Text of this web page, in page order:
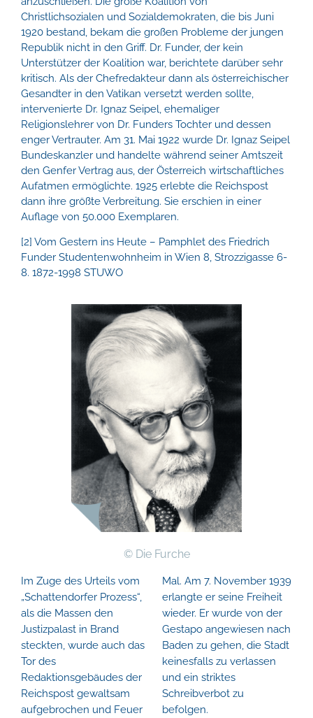
©Die Furche
Christlichsozialen und Sozialdemokraten, die bis Juni
1920 bestand, bekam die großen Probleme der jungen
Republik nicht in den Griff. Dr. Funder, der kein
Unterstützer der Koalition war, berichtete darüber sehr
kritisch. Als der Chefredakteur dann als österreichischer
Gesandter in den Vatikan versetzt werden sollte,
intervenierte Dr. Ignaz Seipel, ehemaliger
Religionslehrer von Dr. Funders Tochter und dessen
enger Vertrauter. Am 31. Mai 1922 wurde Dr. Ignaz Seipel
Bundeskanzler und handelte während seiner Amtszeit
den Genfer Vertrag aus, der Österreich wirtschaftliches
Aufatmen ermöglichte. 1925 erlebte die Reichspost
dann ihre größte Verbreitung. Sie erschien in einer
Auflage von 50.000 Exemplaren.
[2] Vom Gestern ins Heute – Pamphlet des Friedrich
Funder Studentenwohnheim in Wien 8, Strozzigasse 6-
8. 1872-1998 STUWO
Im Zuge des Urteils vom
„Schattendorfer Prozess“,
als die Massen den
Justizpalast in Brand
steckten, wurde auch das
Tor des
Redaktionsgebäudes der
Reichspost gewaltsam
aufgebrochen und Feuer
Mal. Am 7. November 1939
erlangte er seine Freiheit
wieder. Er wurde von der
Gestapo angewiesen nach
Baden zu gehen, die Stadt
keinesfalls zu verlassen
und ein striktes
Schreibverbot zu
befolgen.